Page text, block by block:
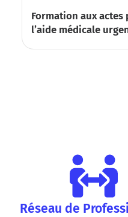
Formation aux
l’aide médicale
Réseau de